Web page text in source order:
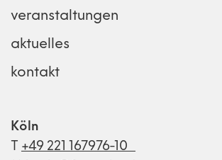
veranstaltungen
aktuelles
kontakt
Köln
+49 221 167976-10